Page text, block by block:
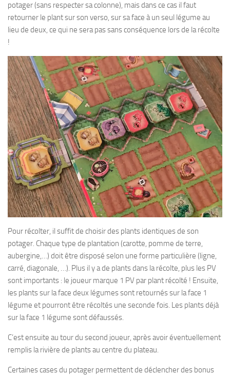
potager (sans respecter sa colonne), mais dans ce cas il faut
retourner le plant sur son verso, sur sa face à un seul légume au
lieu de deux, ce qui ne sera pas sans conséquence lors de la récolte
!
Pour récolter, il suffit de choisir des plants identiques de son
potager. Chaque type de plantation (carotte, pomme de terre,
aubergine,…) doit être disposé selon une forme particulière (ligne,
carré, diagonale, …). Plus il y a de plants dans la récolte, plus les PV
sont importants : le joueur marque 1 PV par plant récolté ! Ensuite,
les plants sur la face deux légumes sont retournés sur la face 1
légume et pourront être récoltés une seconde fois. Les plants déjà
sur la face 1 légume sont défaussés.
C’est ensuite au tour du second joueur, après avoir éventuellement
remplis la rivière de plants au centre du plateau.
Certaines cases du potager permettent de déclencher des bonus